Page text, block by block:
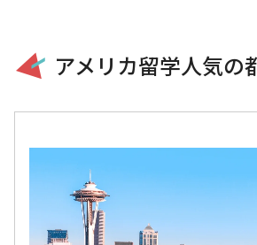
アメリカ留学人気の